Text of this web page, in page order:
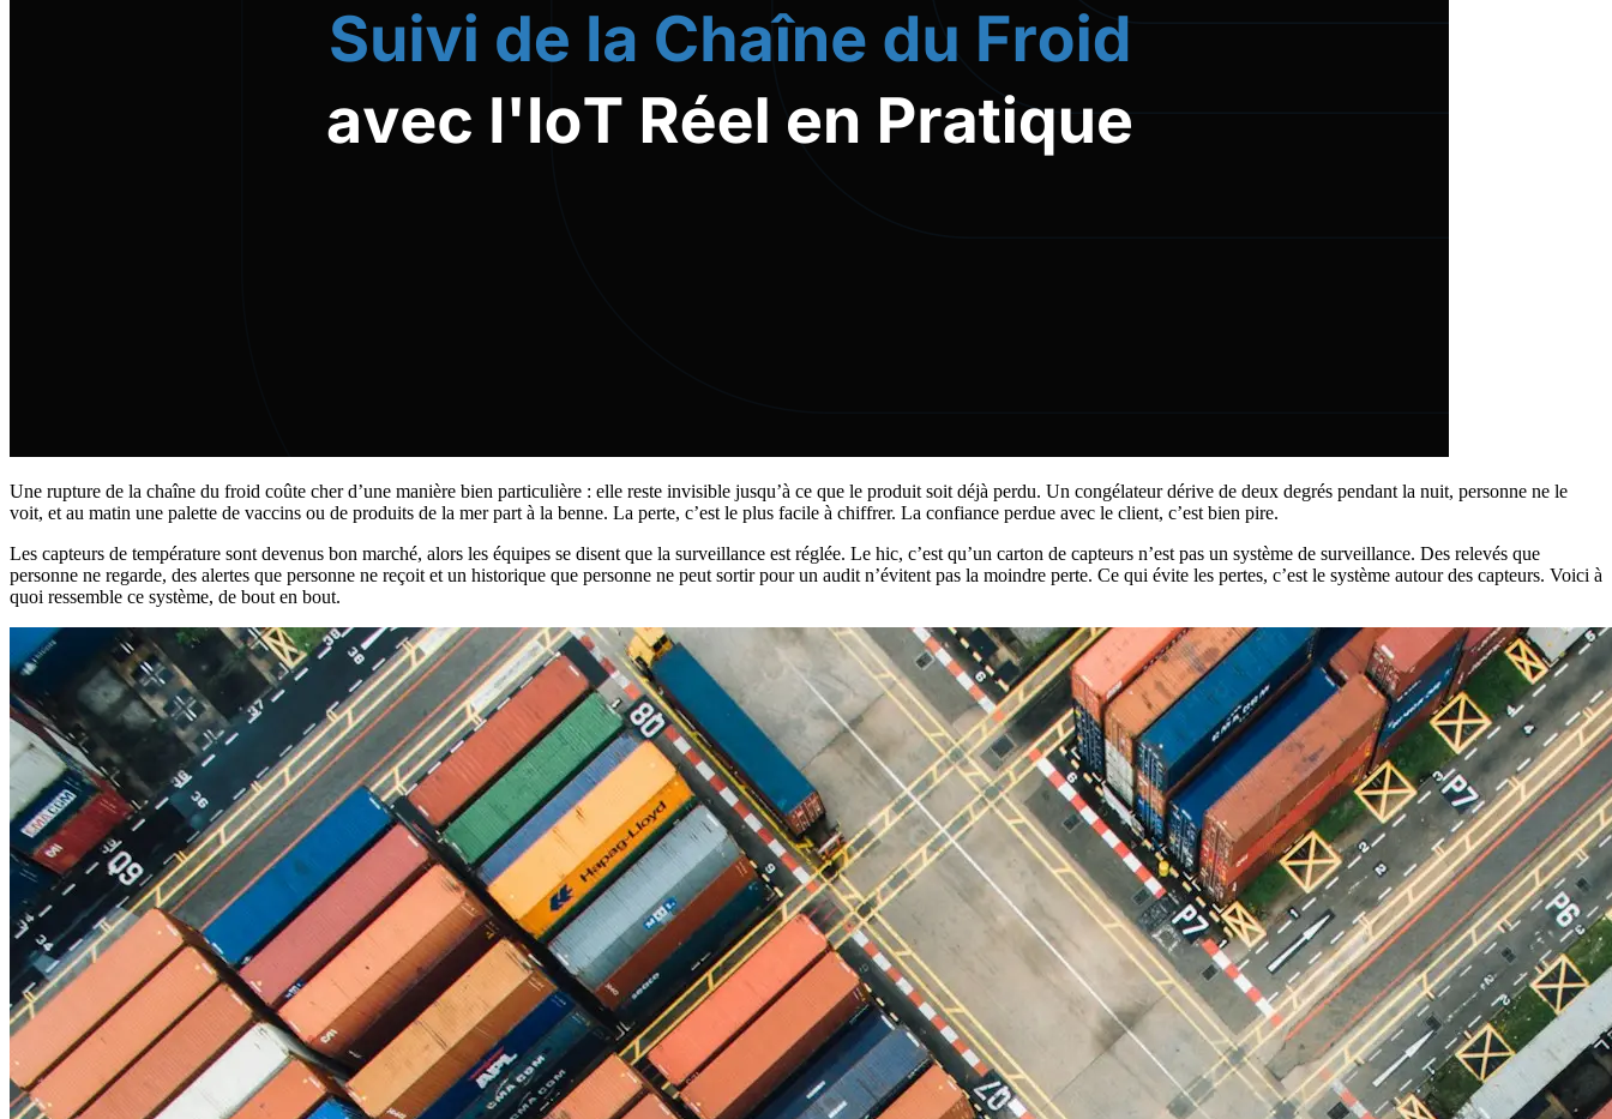
Une rupture de la chaîne du froid coûte cher d’une manière bien particulière : elle reste invisible jusqu’à ce que le produit soit déjà perdu. Un congélateur dérive de deux degrés pendant la nuit, personne ne le
voit, et au matin une palette de vaccins ou de produits de la mer part à la benne. La perte, c’est le plus facile à chiffrer. La confiance perdue avec le client, c’est bien pire.
Les capteurs de température sont devenus bon marché, alors les équipes se disent que la surveillance est réglée. Le hic, c’est qu’un carton de capteurs n’est pas un système de surveillance. Des relevés que
personne ne regarde, des alertes que personne ne reçoit et un historique que personne ne peut sortir pour un audit n’évitent pas la moindre perte. Ce qui évite les pertes, c’est le système autour des capteurs. Voici à
quoi ressemble ce système, de bout en bout.